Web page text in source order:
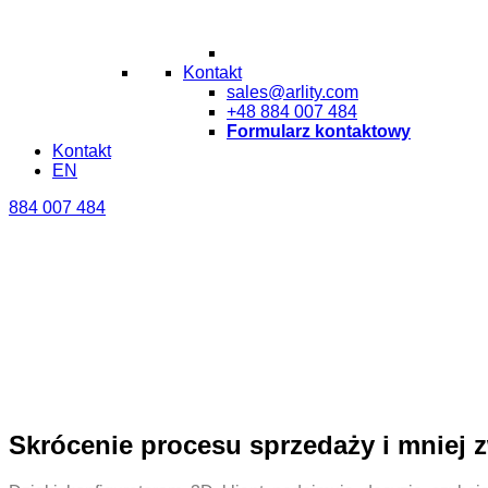
Kontakt
sales@arlity.com
+48 884 007 484
Formularz kontaktowy
Kontakt
EN
884 007 484
Skrócenie procesu sprzedaży i mniej